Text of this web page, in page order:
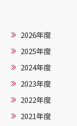
2026年度
2025年度
2024年度
2023年度
2022年度
2021年度